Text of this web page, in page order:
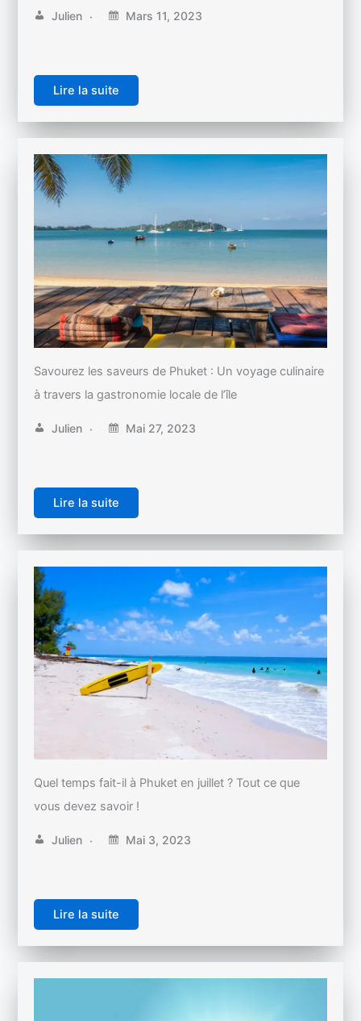
Julien Mars 11, 2023
Lire la suite
Savourez les saveurs de Phuket : Un voyage culinaire
à travers la gastronomie locale de l’île
Julien Mai 27, 2023
Lire la suite
Quel temps fait-il à Phuket en juillet ? Tout ce que
vous devez savoir !
Julien Mai 3, 2023
Lire la suite